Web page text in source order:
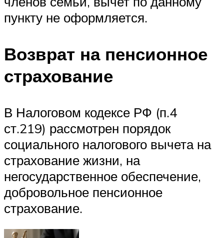
пункту не оформляется.
Возврат на пенсионное
страхование
В Налоговом кодексе РФ (п.4
ст.219) рассмотрен порядок
социального налогового вычета на
страхование жизни, на
негосударственное обеспечение,
добровольное пенсионное
страхование.